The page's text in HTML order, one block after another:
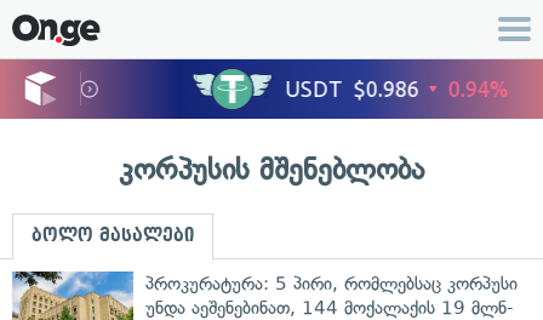
კორპუსის მშენებლობა
ბოლო მასალები
პროკურატურა: 5 პირი, რომლებსაც კორპუსი
უნდა აეშენებინათ, 144 მოქალაქის 19 მლნ-